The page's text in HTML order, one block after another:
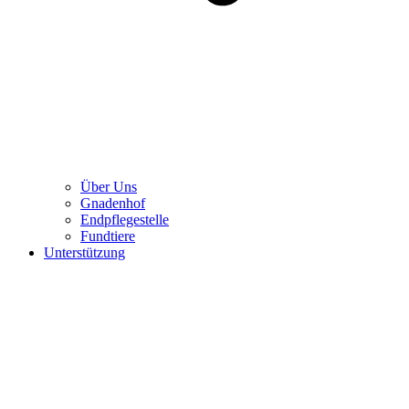
Über Uns
Gnadenhof
Endpflegestelle
Fundtiere
Unterstützung